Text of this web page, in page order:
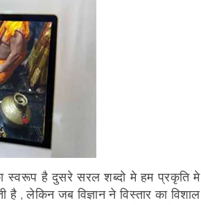
का स्वरूप है दुसरे सरल शब्दो मे हम प्रकृति मे
है , लेकिन जब विज्ञान ने विस्तार का विशाल